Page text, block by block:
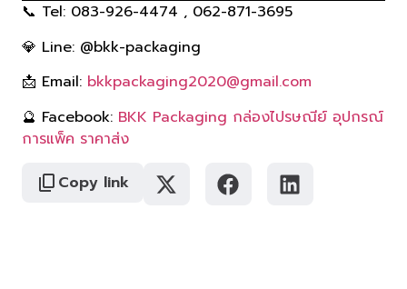
📞 Tel: 083-926-4474 , 062-871-3695
💎 Line: @bkk-packaging
📩 Email: bkkpackaging2020@gmail.com
🔮 Facebook: BKK Packaging กล่องไปรษณีย์ อุปกรณ์
การแพ็ค ราคาส่ง
Copy link